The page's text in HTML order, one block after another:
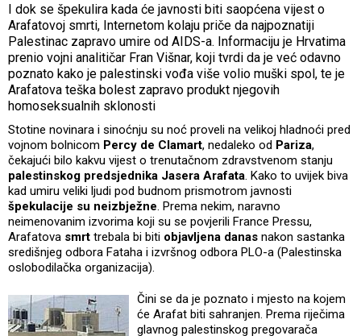
I dok se špekulira kada će javnosti biti saopćena vijest o
Arafatovoj smrti, Internetom kolaju priče da najpoznatiji
Palestinac zapravo umire od AIDS-a. Informaciju je Hrvatima
prenio vojni analitičar Fran Višnar, koji tvrdi da je već odavno
poznato kako je palestinski vođa više volio muški spol, te je
Arafatova teška bolest zapravo produkt njegovih
homoseksualnih sklonosti
Stotine novinara i sinoćnju su noć proveli na velikoj hladnoći pred
vojnom bolnicom Percy de Clamart, nedaleko od Pariza,
čekajući bilo kakvu vijest o trenutačnom zdravstvenom stanju
palestinskog predsjednika Jasera Arafata. Kako to uvijek biva
kad umiru veliki ljudi pod budnom prismotrom javnosti
špekulacije su neizbježne. Prema nekim, naravno
neimenovanim izvorima koji su se povjerili France Pressu,
Arafatova smrt trebala bi biti objavljena danas nakon sastanka
središnjeg odbora Fataha i izvršnog odbora PLO-a (Palestinska
oslobodilačka organizacija).
Čini se da je poznato i mjesto na kojem
će Arafat biti sahranjen. Prema riječima
glavnog palestinskog pregovarača